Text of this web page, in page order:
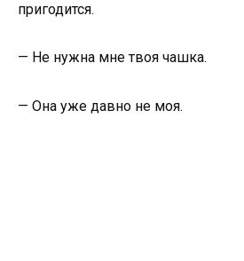
пригодится.
— Не нужна мне твоя чашка.
— Она уже давно не моя.